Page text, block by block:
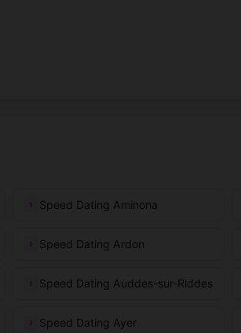
Speed Dating Aminona
Speed Dating Ardon
Speed Dating Auddes-sur-Riddes
Speed Dating Ayer